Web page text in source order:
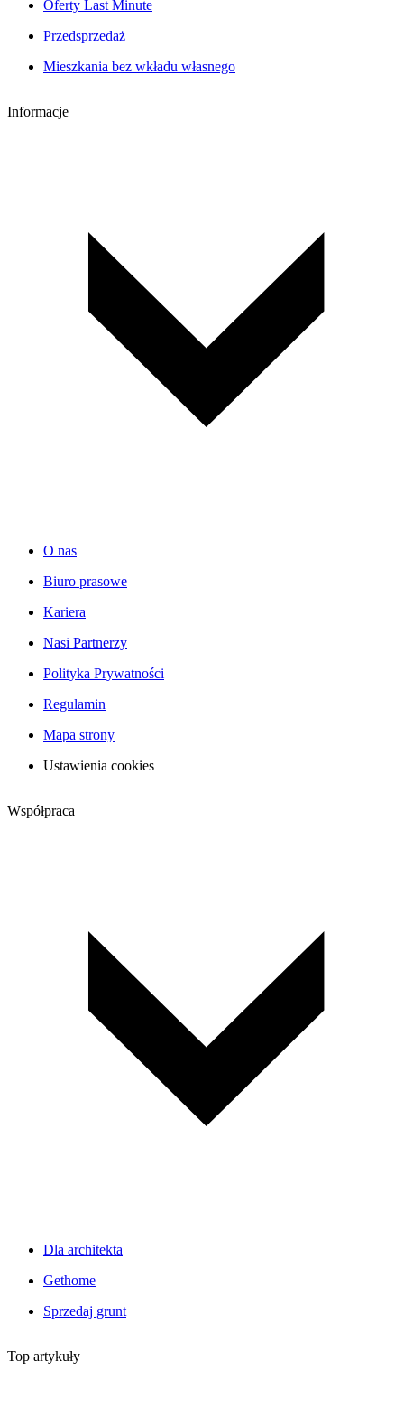
Oferty Last Minute
Przedsprzedaż
Mieszkania bez wkładu własnego
Informacje
O nas
Biuro prasowe
Kariera
Nasi Partnerzy
Polityka Prywatności
Regulamin
Mapa strony
Ustawienia cookies
Współpraca
Dla architekta
Gethome
Sprzedaj grunt
Top artykuły